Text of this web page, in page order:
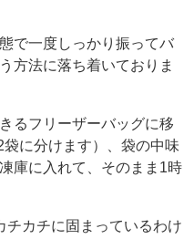
で一度しっかり振ってバ
方法に落ち着いておりま
るフリーザーバッグに移
に分けます）、袋の中味
庫に入れて、そのまま1時
チカチに固まっているわけ